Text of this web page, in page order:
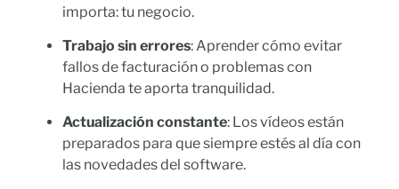
importa: tu negocio.
Trabajo sin errores: Aprender cómo evitar
fallos de facturación o problemas con
Hacienda te aporta tranquilidad.
Actualización constante: Los vídeos están
preparados para que siempre estés al día con
las novedades del software.